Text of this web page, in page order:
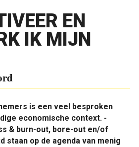
EN
IK MIJN
is een veel besproken
economische context.
& burn-out, bore-out en/of
staan op de agenda van menig